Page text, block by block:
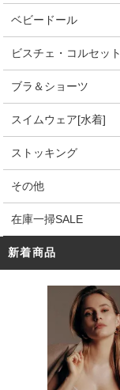
ベビードール
ビスチェ・コルセット
ブラ＆ショーツ
スイムウェア[水着]
ストッキング
その他
在庫一掃SALE
新着商品